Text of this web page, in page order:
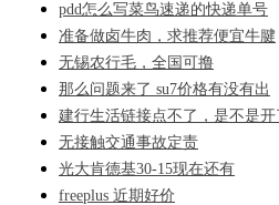
pdd怎么写菜鸟速递的快递单号
准备做卤牛肉，求推荐便宜牛腱
无锡农行毛，全国可撸
那么问题来了 su7价格有没有出
建行生活链接点不了，是不是开
无接触交通事故定责
光大肯德基30-15现在还有
freeplus 近期好价